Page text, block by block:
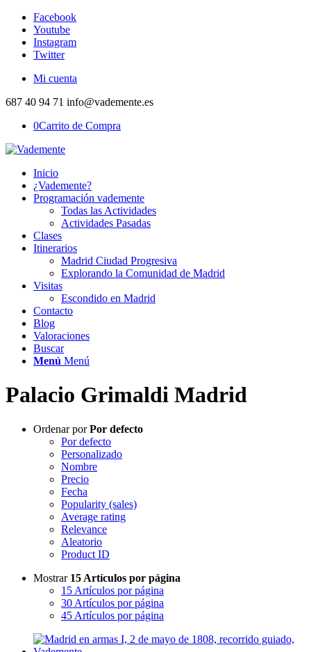
Facebook
Youtube
Instagram
Twitter
Mi cuenta
687 40 94 71 info@vademente.es
0Carrito de Compra
Inicio
¿Vademente?
Programación vademente
Todas las Actividades
Actividades Pasadas
Clases
Itinerarios
Madrid Ciudad Progresiva
Explorando la Comunidad de Madrid
Visitas
Escondido en Madrid
Contacto
Blog
Valoraciones
Buscar
Menú Menú
Palacio Grimaldi Madrid
Ordenar porPor defecto
Por defecto
Personalizado
Nombre
Precio
Fecha
Popularity (sales)
Average rating
Relevance
Aleatorio
Product ID
Mostrar 15 Artículos por página
15 Artículos por página
30 Artículos por página
45 Artículos por página